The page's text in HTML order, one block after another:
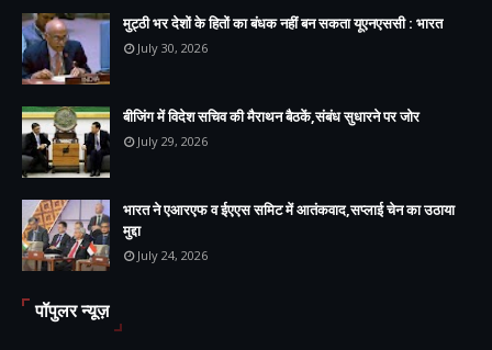
मुट्ठी भर देशों के हितों का बंधक नहीं बन सकता यूएनएससी : भारत
July 30, 2026
बीजिंग में विदेश सचिव की मैराथन बैठकें,संबंध सुधारने पर जोर
July 29, 2026
भारत ने एआरएफ व ईएएस समिट में आतंकवाद,सप्लाई चेन का उठाया
मुद्दा
July 24, 2026
पॉपुलर न्यूज़